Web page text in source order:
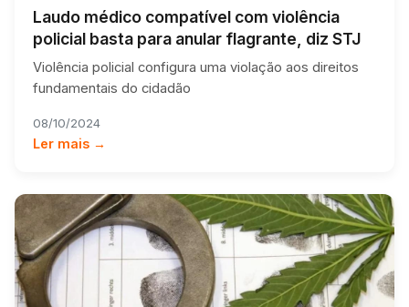
Laudo médico compatível com violência
policial basta para anular flagrante, diz STJ
Violência policial configura uma violação aos direitos
fundamentais do cidadão
08/10/2024
Ler mais →